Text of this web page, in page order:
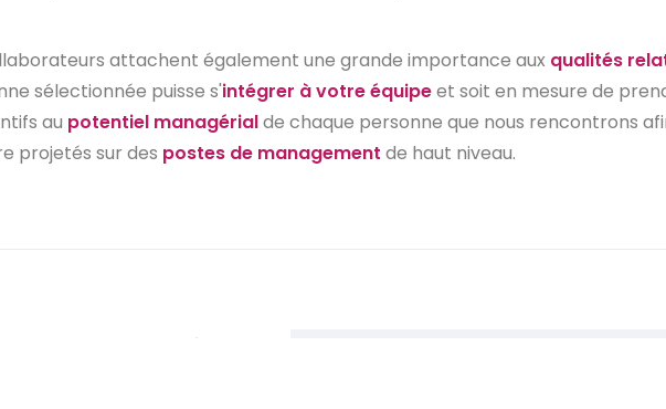
attachent également une grande importance aux qualités
sélectionnée puisse s'intégrer à votre équipeet soit en mesure de
au potentiel managérialde chaque personne que nous rencontrons
projetés sur des postes de management de haut niveau.
sur Marseille et la région